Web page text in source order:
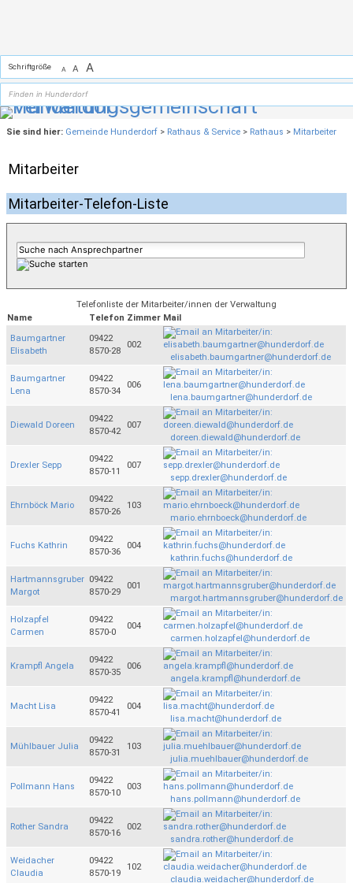
Schriftgröße A A A
Sie sind hier: Gemeinde Hunderdorf > Rathaus & Service > Rathaus > Mitarbeiter
Mitarbeiter
Mitarbeiter-Telefon-Liste
Telefonliste der Mitarbeiter/innen der Verwaltung
Name
Telefon Zimmer Mail
Baumgartner
Elisabeth
09422
8570-28
002
elisabeth.baumgartner@hunderdorf.de
Baumgartner
Lena
09422
8570-34
006
lena.baumgartner@hunderdorf.de
Diewald Doreen
09422
8570-42
007
doreen.diewald@hunderdorf.de
Drexler Sepp
09422
8570-11
007
sepp.drexler@hunderdorf.de
Ehrnböck Mario
09422
8570-26
103
mario.ehrnboeck@hunderdorf.de
Fuchs Kathrin
09422
8570-36
004
kathrin.fuchs@hunderdorf.de
Hartmannsgruber
Margot
09422
8570-29
001
margot.hartmannsgruber@hunderdorf.de
Holzapfel
Carmen
09422
8570-0
004
carmen.holzapfel@hunderdorf.de
Krampfl Angela
09422
8570-35
006
angela.krampfl@hunderdorf.de
Macht Lisa
09422
8570-41
004
lisa.macht@hunderdorf.de
Mühlbauer Julia
09422
8570-31
103
julia.muehlbauer@hunderdorf.de
Pollmann Hans
09422
8570-10
003
hans.pollmann@hunderdorf.de
Rother Sandra
09422
8570-16
002
sandra.rother@hunderdorf.de
Weidacher
Claudia
09422
8570-19
102
claudia.weidacher@hunderdorf.de